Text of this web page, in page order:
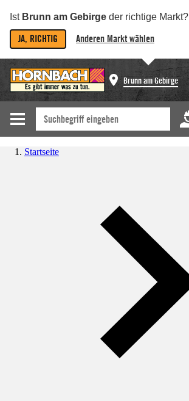
Ist Brunn am Gebirge der richtige Markt?
JA, RICHTIG Anderen Markt wählen
Brunn am Gebirge
Startseite